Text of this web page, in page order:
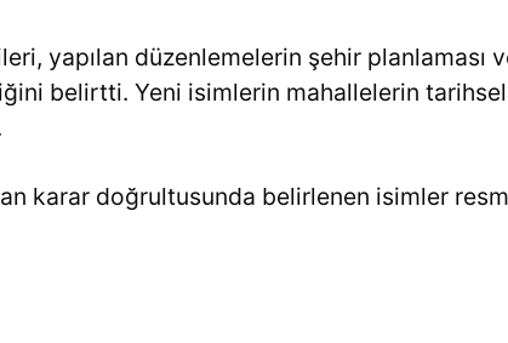
yapılan düzenlemelerin şehir planlaması
belirtti. Yeni isimlerin mahallelerin
karar doğrultusunda belirlenen isimler